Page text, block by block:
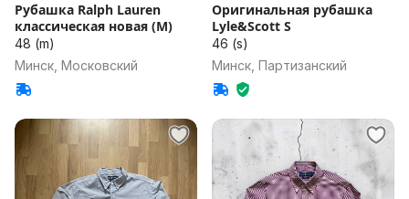
Рубашка Ralph Lauren
классическая новая (M)
48 (m)
Минск, Московский
Оригинальная рубашка
Lyle&Scott S
46 (s)
Минск, Партизанский